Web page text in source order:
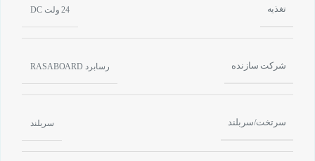
تغذیه 24 ولت DC
شرکت سازنده رسابرد RASABOARD
سرتخت/سربلند سربلند